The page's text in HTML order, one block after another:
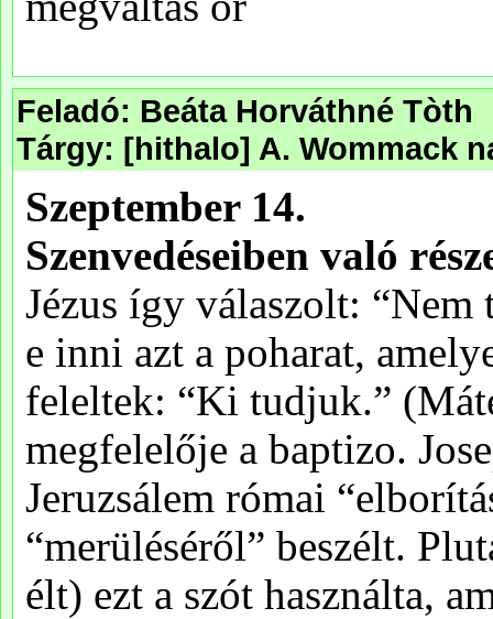
Feladó: Beáta Horváthné Tòth
Tárgy: [hithalo] A. Wommack